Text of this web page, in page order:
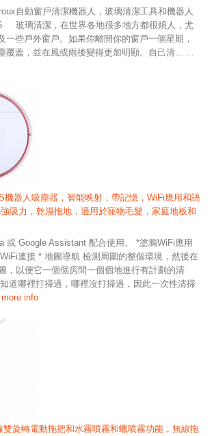
自動窗戶清潔機器人，玻璃清潔工具和機器人
玻璃清潔，在世界各地很多地方都很煩人，尤
一些戶外窗戶。如果你離開你的窗戶一個星期，
覆蓋，並在風或雨後變得更加明顯。自己清...
機器人吸塵器，智能映射，帶記憶，WiFi應用和語
吸力，乾濕拖地，適用於寵物毛髮，家庭地板和
或 Google Assistant 配合使用。 *塗鴉WiFi應用
連接 * 地圖導航 檢測周圍的整個環境，然後在
，以便它一個個房間一個個地進行有計劃的清
道哪裡打掃過，哪裡沒打掃過，因此一次性清掃
more info
雙旋轉電動拖把和水霧噴霧和蠟噴霧功能，無線拖